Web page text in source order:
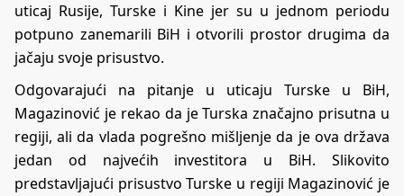
uticaj Rusije, Turske i Kine jer su u jednom periodu
potpuno zanemarili BiH i otvorili prostor drugima da
jačaju svoje prisustvo.
Odgovarajući na pitanje u uticaju Turske u BiH,
Magazinović je rekao da je Turska značajno prisutna u
regiji, ali da vlada pogrešno mišljenje da je ova država
jedan od najvećih investitora u BiH. Slikovito
predstavljajući prisustvo Turske u regiji Magazinović je